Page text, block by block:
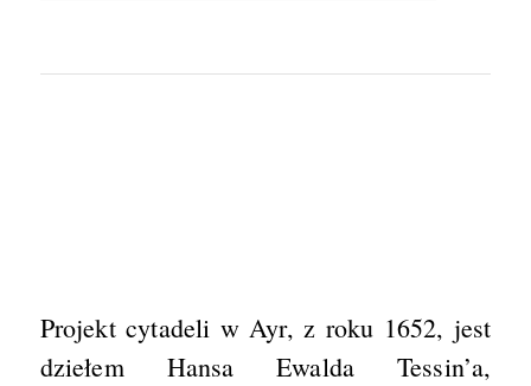
Projekt cytadeli w Ayr, z roku 1652, jest
dziełem Hansa Ewalda Tessin’a,